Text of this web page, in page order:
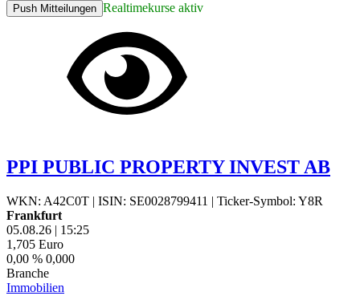
Push Mitteilungen Realtimekurse aktiv
PPI PUBLIC PROPERTY INVEST AB
WKN: A42C0T | ISIN: SE0028799411 | Ticker-Symbol: Y8R
Frankfurt
05.08.26 | 15:25
1,705 Euro
0,00 % 0,000
Branche
Immobilien